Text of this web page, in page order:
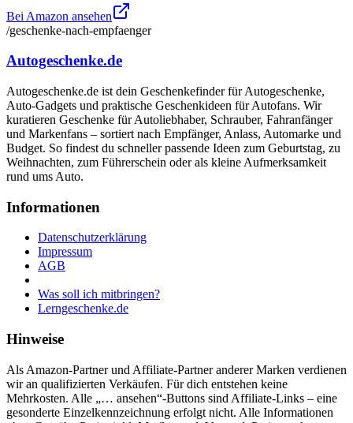
Bei Amazon ansehen
/geschenke-nach-empfaenger
Autogeschenke.de
Autogeschenke.de ist dein Geschenkefinder für Autogeschenke,
Auto-Gadgets und praktische Geschenkideen für Autofans. Wir
kuratieren Geschenke für Autoliebhaber, Schrauber, Fahranfänger
und Markenfans – sortiert nach Empfänger, Anlass, Automarke und
Budget. So findest du schneller passende Ideen zum Geburtstag, zu
Weihnachten, zum Führerschein oder als kleine Aufmerksamkeit
rund ums Auto.
Informationen
Datenschutzerklärung
Impressum
AGB
Was soll ich mitbringen?
Lerngeschenke.de
Hinweise
Als Amazon-Partner und Affiliate-Partner anderer Marken verdienen
wir an qualifizierten Verkäufen. Für dich entstehen keine
Mehrkosten. Alle „… ansehen“-Buttons sind Affiliate-Links – eine
gesonderte Einzelkennzeichnung erfolgt nicht. Alle Informationen